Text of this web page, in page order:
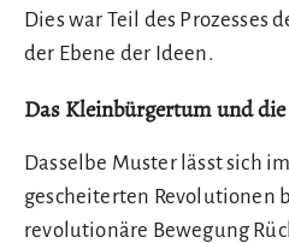
Dies war Teil des Prozesses
der Ebene der Ideen.
Das Kleinbürgertum und
Dasselbe Muster lässt sich
gescheiterten Revolutionen
revolutionäre Bewegung